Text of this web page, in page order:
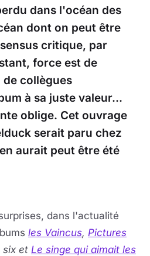
dans l'océan des
dont on peut être
critique, par
force est de
collègues
à sa juste valeur...
oblige. Cet ouvrage
serait paru chez
aurait peut être été
dans l'actualité
les Vaincus, Pictures
six et Le singe qui aimait les